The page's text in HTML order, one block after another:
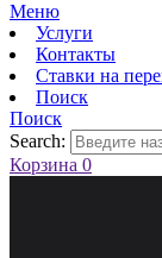
Меню
Услуги
Контакты
Ставки на
Поиск
Поиск
Search:
Корзина 0